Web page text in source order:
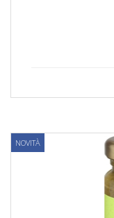
NOVITÀ